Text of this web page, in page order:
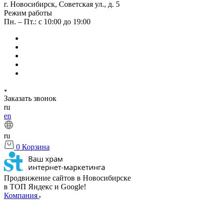
г. Новосибирск, Советская ул., д. 5
Режим работы
Пн. – Пт.: с 10:00 до 19:00
Заказать звонок
ru
en
ru
0 Корзина
Продвижение сайтов в Новосибирске
в ТОП Яндекс и Google!
Компания